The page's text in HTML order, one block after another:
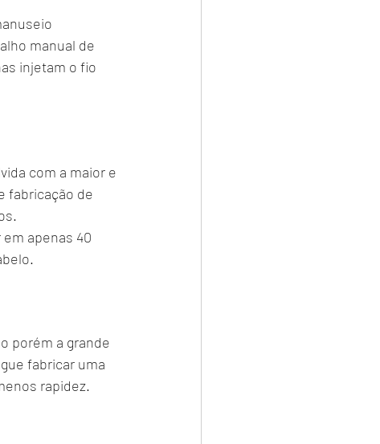
manual de
injetam o fio
com a maior e
fabricação de
apenas 40
porém a grande
fabricar uma
rapidez.